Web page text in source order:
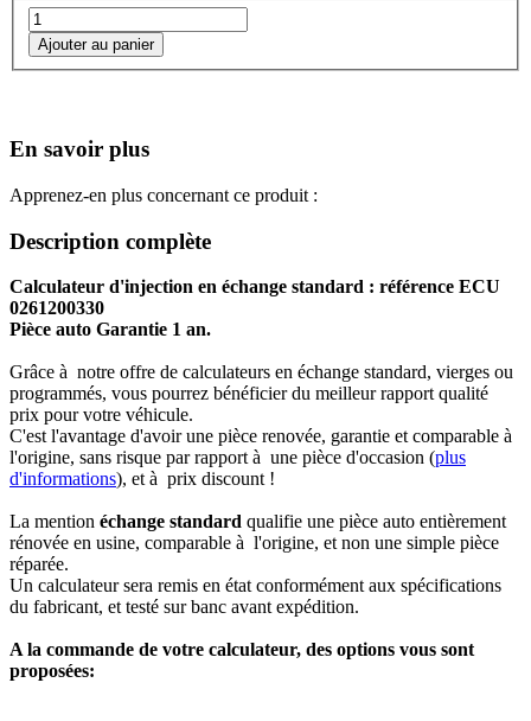
En savoir plus
Apprenez-en plus concernant ce produit :
Description complète
Calculateur d'injection en échange standard : référence ECU
0261200330
Pièce auto Garantie 1 an.
Grâce à notre offre de calculateurs en échange standard, vierges ou
programmés, vous pourrez bénéficier du meilleur rapport qualité
prix pour votre véhicule.
C'est l'avantage d'avoir une pièce renovée, garantie et comparable à
l'origine, sans risque par rapport à une pièce d'occasion (plus
d'informations), et à prix discount !
La mention échange standard qualifie une pièce auto entièrement
rénovée en usine, comparable à l'origine, et non une simple pièce
réparée.
Un calculateur sera remis en état conformément aux spécifications
du fabricant, et testé sur banc avant expédition.
A la commande de votre calculateur, des options vous sont
proposées: